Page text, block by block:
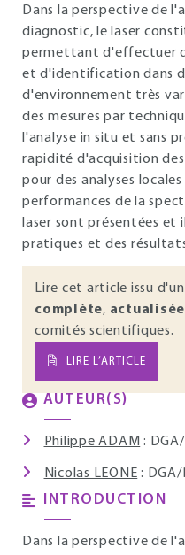
Dans la perspective de
diagnostic, le laser
permettant d'effectuer
et d'identification dans
d'environnement très
des mesures par
l'analyse in situ et sans
rapidité d'acquisition
pour des analyses
performances de la
laser sont présentées et
pratiques et des
Lire cet article issu
complète, actualisée
comités scientifiques.
LIRE L’ARTICLE
AUTEUR(S)
Philippe ADAM :
Nicolas LEONE :
INTRODUCTION
Dans la perspective de